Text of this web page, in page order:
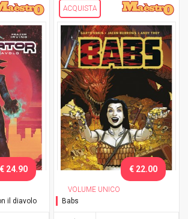
il diavolo
€ 24.90
ACQUISTA
VOLUME UNICO
Babs
€ 22.00